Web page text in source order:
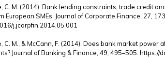
C. M. (2014). Bank lending constraints, trade credit
European SMEs. Journal of Corporate Finance, 27,
j.jcorpfin.2014.05.001
C. M., & McCann, F. (2014). Does bank market power
Journal of Banking & Finance, 49, 495–505.